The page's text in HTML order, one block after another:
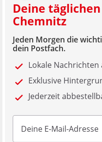
Deine
Chemnitz
Jeden Morgen die
dein Postfach.
Lokale
Exklusive
Jederzeit